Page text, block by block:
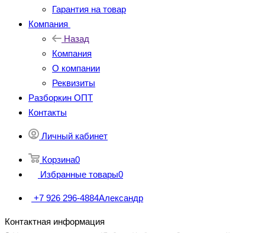
Гарантия на товар
Компания
Назад
Компания
О компании
Реквизиты
Разборкин ОПТ
Контакты
Личный кабинет
Корзина0
Избранные товары0
+7 926 296-4884Александр
Контактная информация